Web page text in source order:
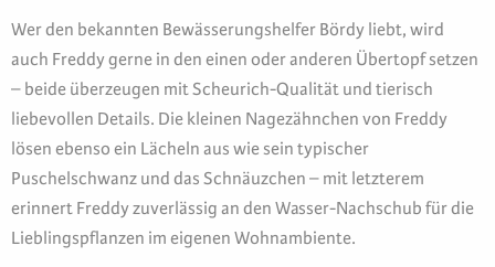
Wer den bekannten Bewässerungshelfer Bördy liebt, wird
auch Freddy gerne in den einen oder anderen Übertopf setzen
– beide überzeugen mit Scheurich-Qualität und tierisch
liebevollen Details. Die kleinen Nagezähnchen von Freddy
lösen ebenso ein Lächeln aus wie sein typischer
Puschelschwanz und das Schnäuzchen – mit letzterem
erinnert Freddy zuverlässig an den Wasser-Nachschub für die
Lieblingspflanzen im eigenen Wohnambiente.